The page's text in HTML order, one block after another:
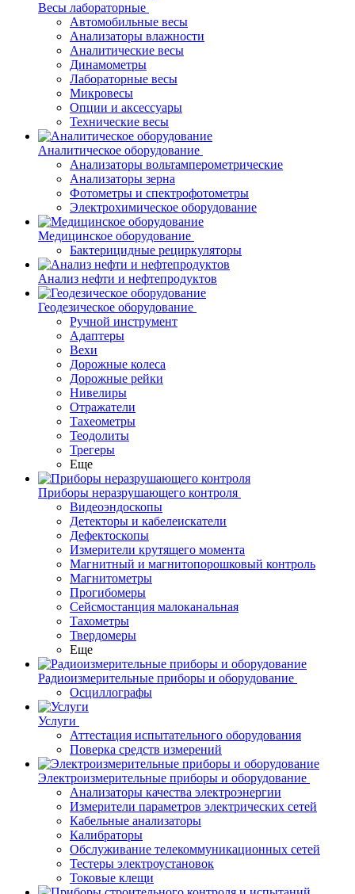
Весы лабораторные
Автомобильные весы
Анализаторы влажности
Аналитические весы
Динамометры
Лабораторные весы
Микровесы
Опции и аксессуары
Технические весы
Аналитическое оборудование
Анализаторы вольтамперометрические
Анализаторы зерна
Фотометры и спектрофотометры
Электрохимическое оборудование
Медицинское оборудование
Бактерицидные рециркуляторы
Анализ нефти и нефтепродуктов
Геодезическое оборудование
Ручной инструмент
Адаптеры
Вехи
Дорожные колеса
Дорожные рейки
Нивелиры
Отражатели
Тахеометры
Теодолиты
Трегеры
Еще
Приборы неразрушающего контроля
Видеоэндоскопы
Детекторы и кабелеискатели
Дефектоскопы
Измерители крутящего момента
Магнитный и магнитопорошковый контроль
Магнитометры
Прогибомеры
Сейсмостанция малоканальная
Тахометры
Твердомеры
Еще
Радиоизмерительные приборы и оборудование
Осциллографы
Услуги
Аттестация испытательного оборудования
Поверка средств измерений
Электроизмерительные приборы и оборудование
Анализаторы качества электроэнергии
Измерители параметров электрических сетей
Кабельные анализаторы
Калибраторы
Обслуживание телекоммуникационных сетей
Тестеры электроустановок
Токовые клещи